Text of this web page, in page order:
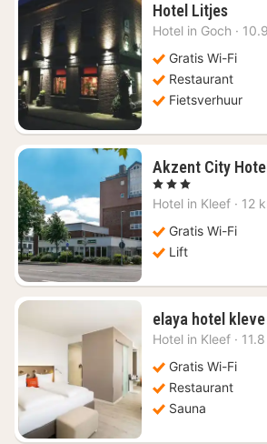
Hotel Litjes1
nacht
€
91,66
Hotel in Goch ·
Gratis Wi-Fi
Restaurant
Fietsverhuur
Akzent City
, 3 Sterren
Hotel in Kleef · 12
Gratis Wi-Fi
Lift
elaya hotel kleve
Hotel in Kleef ·
Gratis Wi-Fi
Restaurant
Sauna